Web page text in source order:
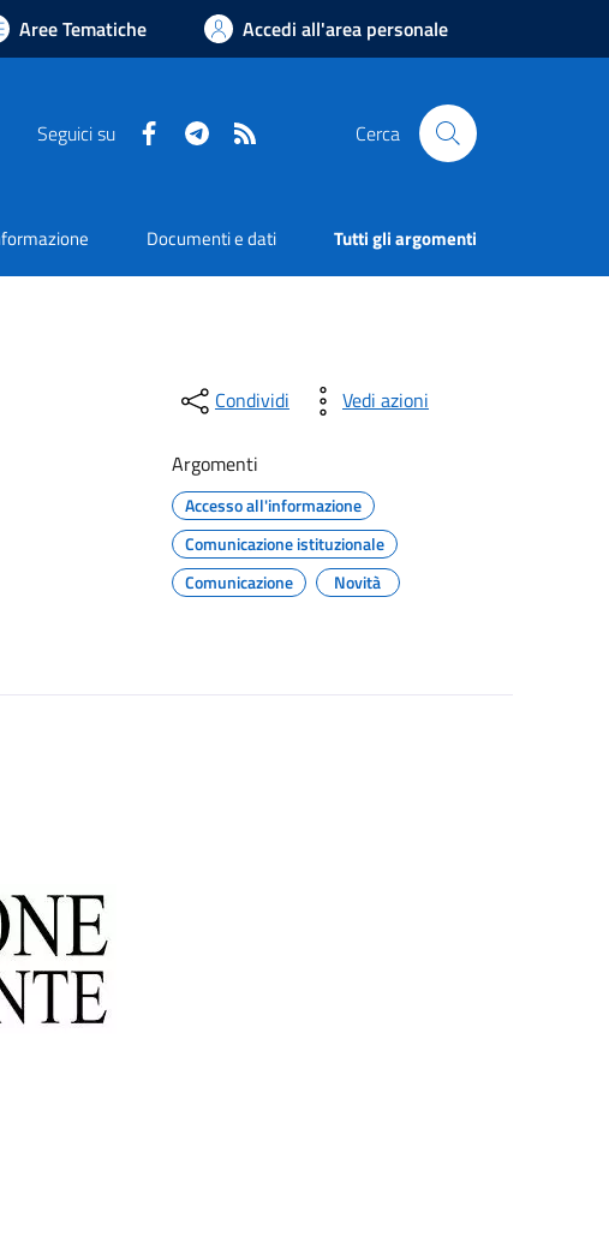
Aree Tematiche Accedi all'area personale
Seguici su FacebookTelegram Cerca
Documenti e dati Tutti gli argomenti
Condividi Vedi azioni
Argomenti
Accesso all'informazione
Comunicazione istituzionale
Comunicazione
Novità